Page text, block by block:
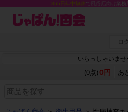
365日年中無休で風俗店向け業務
ロ
いらっしゃいませ
(0点) 0円 あ